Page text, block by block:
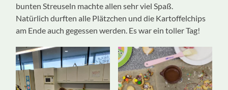
bunten Streuseln machte allen sehr viel Spaß.
Natürlich durften alle Plätzchen und die Kartoffelchips
am Ende auch gegessen werden. Es war ein toller Tag!